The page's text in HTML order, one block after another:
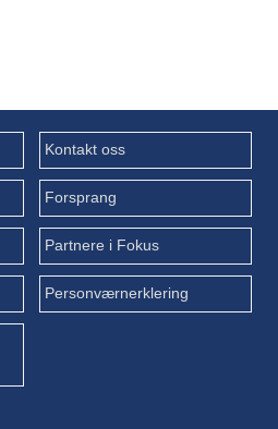
Kontakt oss
Forsprang
Partnere i Fokus
Personværnerklering